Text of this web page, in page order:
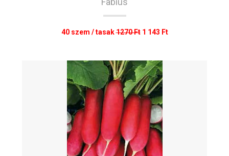
40 szem / tasak1270 Ft 1 143 Ft